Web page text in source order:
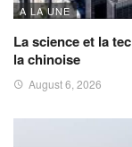
A LA UNE
La science et la
la chinoise
August 6, 2026